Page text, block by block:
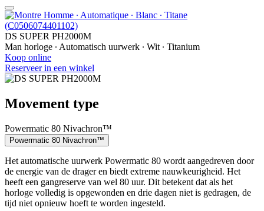
DS SUPER PH2000M
Man horloge ∙ Automatisch uurwerk ∙ Wit ∙ Titanium
Koop online
Reserveer in een winkel
Movement type
Powermatic 80 Nivachron™
Powermatic 80 Nivachron™
Het automatische uurwerk Powermatic 80 wordt aangedreven door
de energie van de drager en biedt extreme nauwkeurigheid. Het
heeft een gangreserve van wel 80 uur. Dit betekent dat als het
horloge volledig is opgewonden en drie dagen niet is gedragen, de
tijd niet opnieuw hoeft te worden ingesteld.